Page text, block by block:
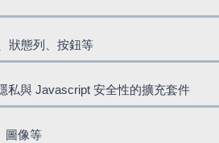
狀態列、按鈕等
私與 Javascript 安全性的擴充套件
圖像等